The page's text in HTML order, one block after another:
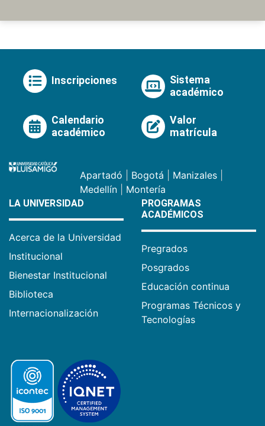
Inscripciones
Sistema
académico
Calendario
académico
Valor
matrícula
Apartadó Bogotá Manizales
Medellín
Montería
LA UNIVERSIDAD
Acerca de la Universidad
Institucional
Bienestar Institucional
Biblioteca
Internacionalización
PROGRAMAS
ACADÉMICOS
Pregrados
Posgrados
Educación continua
Programas Técnicos y
Tecnologías